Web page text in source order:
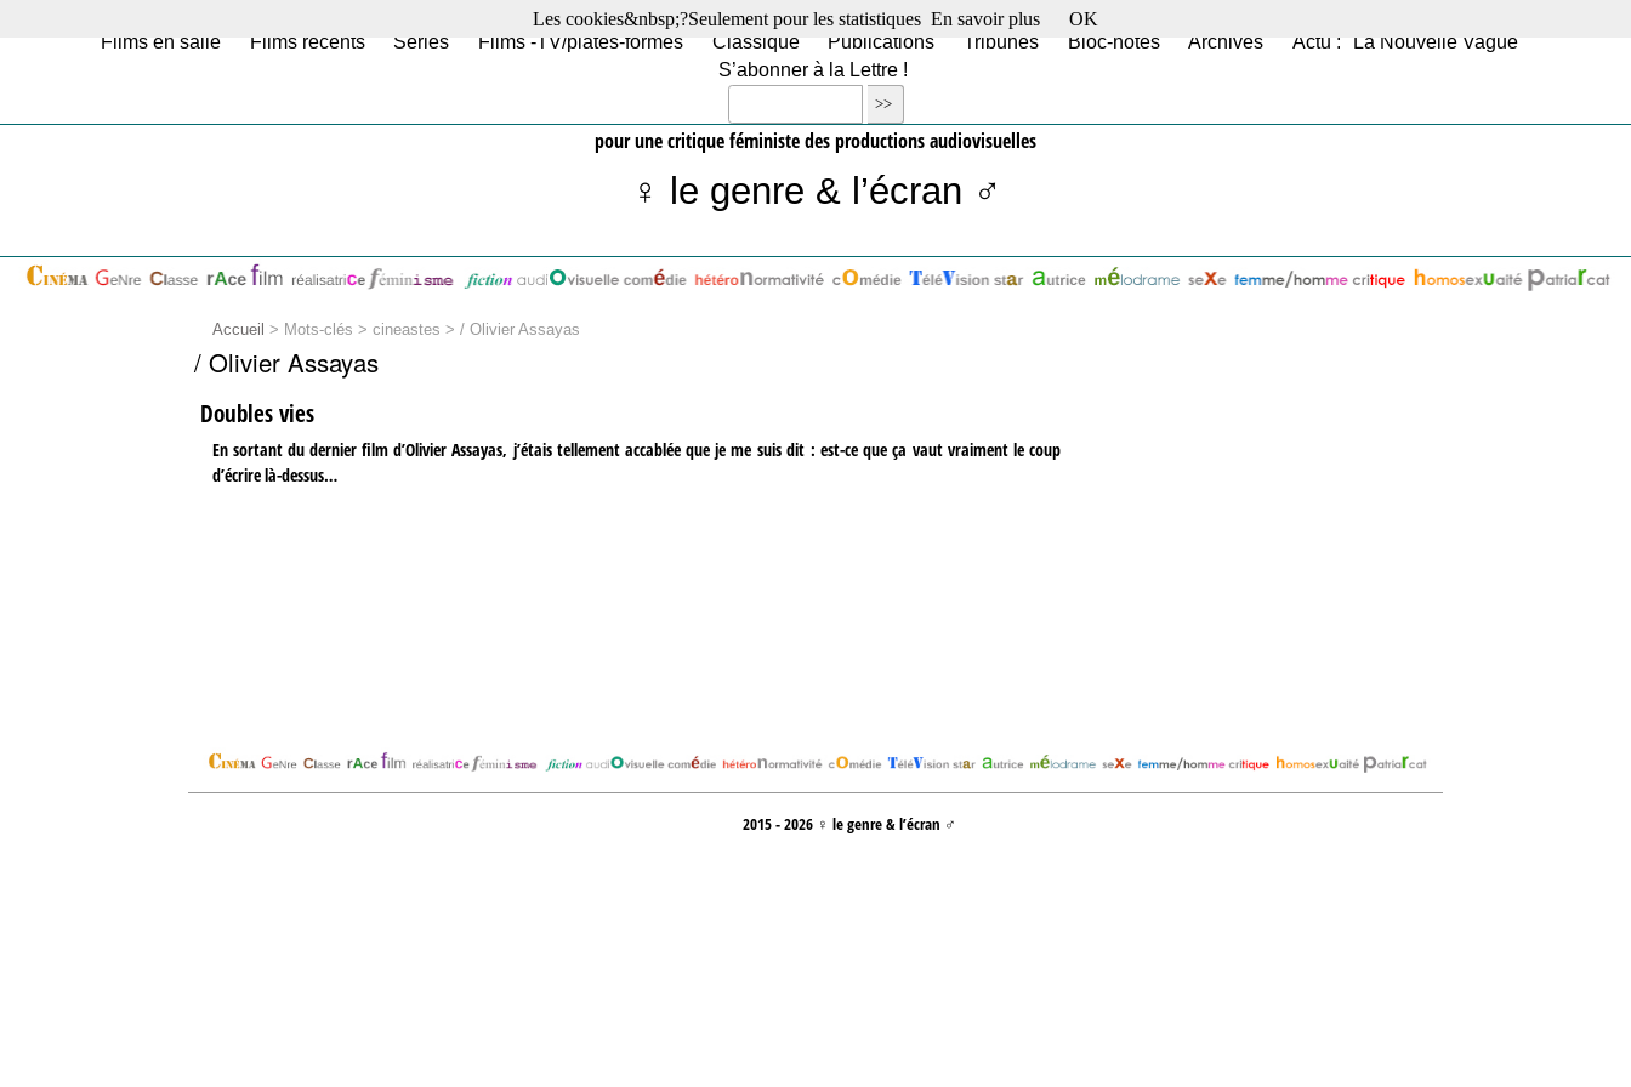
Films en salle Films récents Séries Films -TV/plates-formes Classique Publications Tribunes Bloc-notes Archives
Actu : "La Nouvelle Vague"
S’abonner à la Lettre !
pour une critique féministe des productions audiovisuelles
♀ le genre & l’écran ♂
Accueil > Mots-clés > cineastes > / Olivier Assayas
/ Olivier Assayas
Doubles vies
En sortant du dernier film d’Olivier Assayas, j’étais tellement accablée que je me suis dit : est-ce que ça vaut vraiment le coup
d’écrire là-dessus…
2015 - 2026 ♀ le genre & l’écran ♂
Les cookies&nbsp;?Seulement pour les statistiques En savoir plus OK